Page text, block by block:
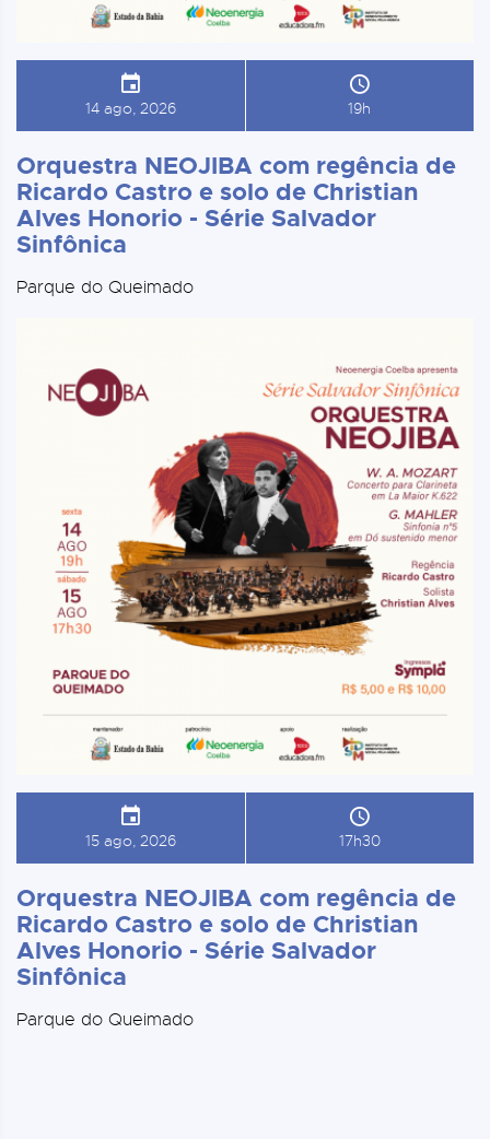
14 ago, 2026 19h
Orquestra NEOJIBA com regência de
Ricardo Castro e solo de Christian
Alves Honorio - Série Salvador
Sinfônica
Parque do Queimado
15 ago, 2026 17h30
Orquestra NEOJIBA com regência de
Ricardo Castro e solo de Christian
Alves Honorio - Série Salvador
Sinfônica
Parque do Queimado